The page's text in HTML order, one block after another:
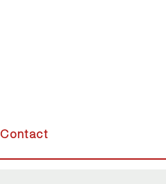
Contact